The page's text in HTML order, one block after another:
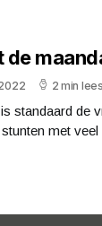
de
2 min
standaard de
met veel